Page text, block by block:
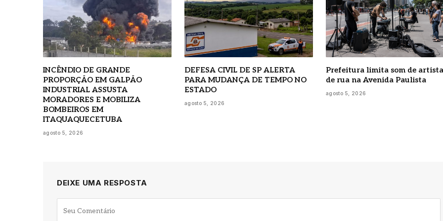
INCÊNDIO DE GRANDE
PROPORÇÃO EM GALPÃO
INDUSTRIAL ASSUSTA
MORADORES E MOBILIZA
BOMBEIROS EM
ITAQUAQUECETUBA
agosto 5, 2026
DEFESA CIVIL DE SP ALERTA
PARA MUDANÇA DE TEMPO NO
ESTADO
agosto 5, 2026
Prefeitura limita som de
de rua na Avenida Paulista
agosto 5, 2026
DEIXE UMA RESPOSTA